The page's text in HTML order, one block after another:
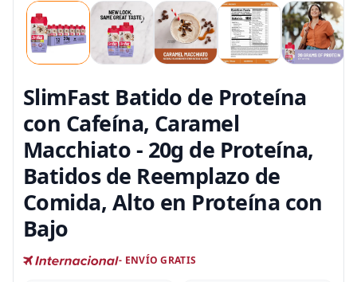
SlimFast Batido de Proteína
con Cafeína, Caramel
Macchiato - 20g de Proteína,
Batidos de Reemplazo de
Comida, Alto en Proteína con
Bajo
- ENVÍO GRATIS